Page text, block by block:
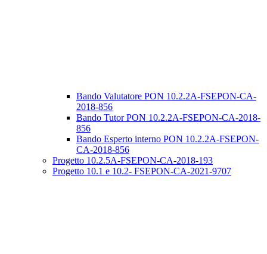
Bando Valutatore PON 10.2.2A-FSEPON-CA-
2018-856
Bando Tutor PON 10.2.2A-FSEPON-CA-2018-
856
Bando Esperto interno PON 10.2.2A-FSEPON-
CA-2018-856
Progetto 10.2.5A-FSEPON-CA-2018-193
Progetto 10.1 e 10.2- FSEPON-CA-2021-9707